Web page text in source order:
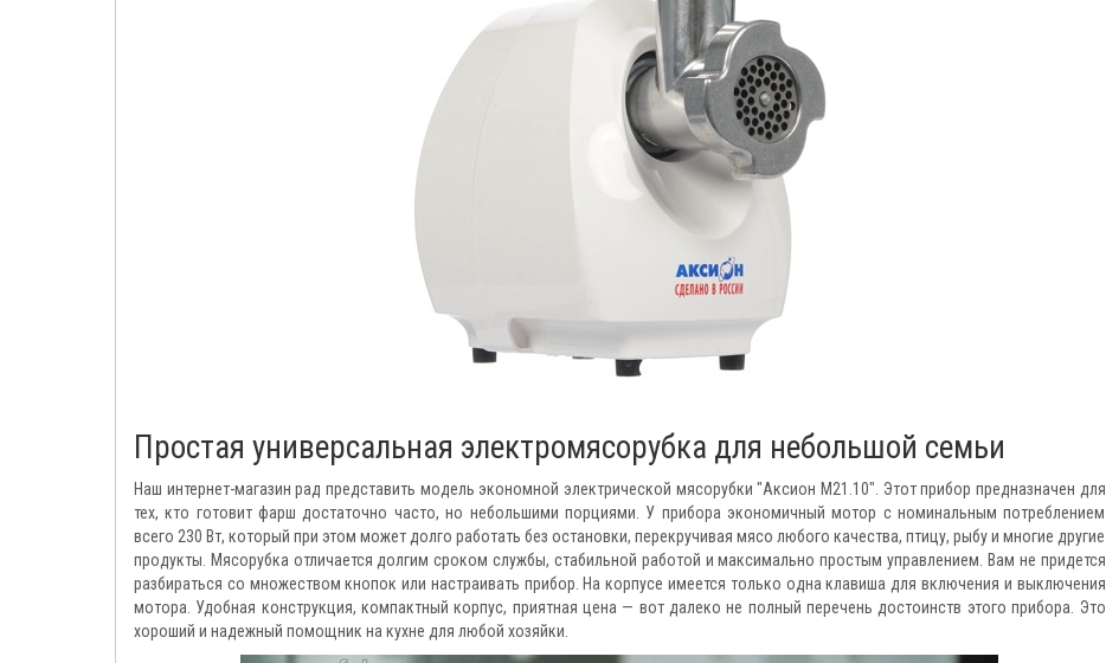
Простая универсальная электромясорубка для небольшой семьи
Наш интернет-магазин рад представить модель экономной электрической мясорубки "Аксион М21.10". Этот прибор предназначен для
тех, кто готовит фарш достаточно часто, но небольшими порциями. У прибора экономичный мотор с номинальным потреблением
всего 230 Вт, который при этом может долго работать без остановки, перекручивая мясо любого качества, птицу, рыбу и многие другие
продукты. Мясорубка отличается долгим сроком службы, стабильной работой и максимально простым управлением. Вам не придется
разбираться со множеством кнопок или настраивать прибор. На корпусе имеется только одна клавиша для включения и выключения
мотора. Удобная конструкция, компактный корпус, приятная цена — вот далеко не полный перечень достоинств этого прибора. Это
хороший и надежный помощник на кухне для любой хозяйки.